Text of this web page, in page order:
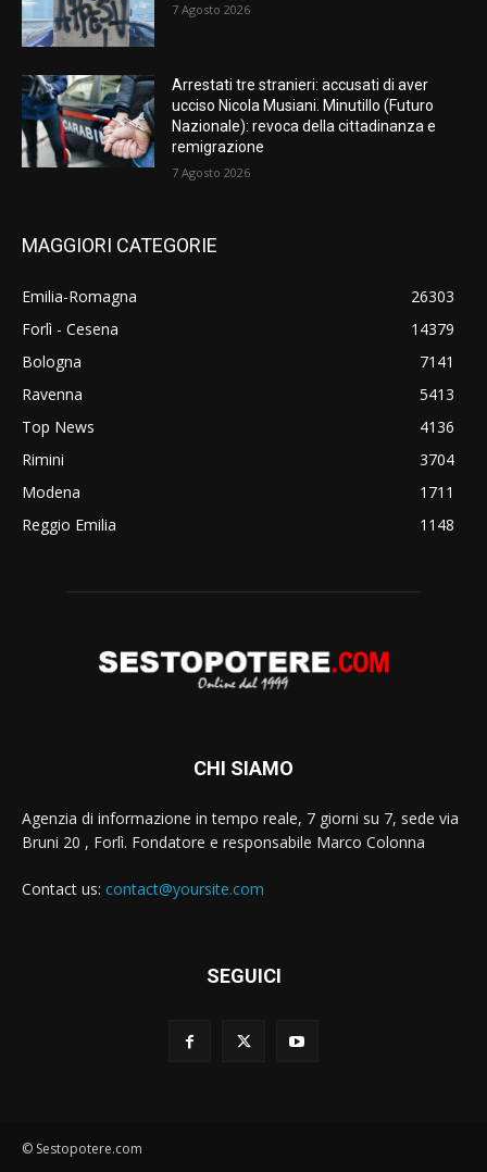
7 Agosto 2026
Arrestati tre stranieri: accusati di aver
ucciso Nicola Musiani. Minutillo (Futuro
Nazionale): revoca della cittadinanza e
remigrazione
7 Agosto 2026
MAGGIORI CATEGORIE
Emilia-Romagna
26303
Forlì - Cesena
14379
Bologna
7141
Ravenna
5413
Top News
4136
Rimini
3704
Modena
1711
Reggio Emilia
1148
CHI SIAMO
Agenzia di informazione in tempo reale, 7 giorni su 7, sede via
Bruni 20 , Forlì. Fondatore e responsabile Marco Colonna
Contact us: contact@yoursite.com
SEGUICI
© Sestopotere.com